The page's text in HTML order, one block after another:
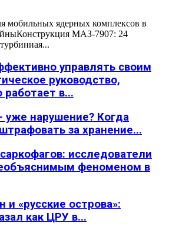
мобильных ядерных комплексов в
МАЗ-7907: 24
управлять своим
руководство,
работает в...
уже нарушение? Когда
за хранение...
исследователи
феноменом в
и «русские острова»:
как ЦРУ в...